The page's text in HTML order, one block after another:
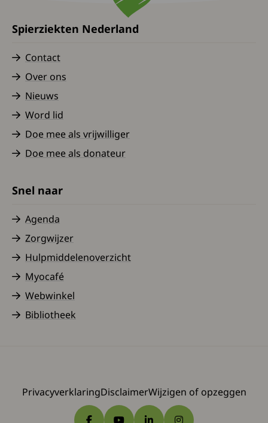
Spierziekten Nederland
Contact
Over ons
Nieuws
Word lid
Doe mee als vrijwilliger
Doe mee als donateur
Snel naar
Agenda
Zorgwijzer
Hulpmiddelenoverzicht
Myocafé
Webwinkel
Bibliotheek
PrivacyverklaringDisclaimerWijzigen of opzeggen